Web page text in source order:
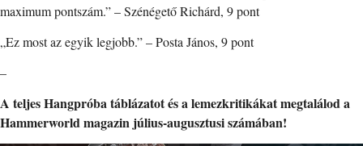
maximum pontszám.” – Szénégető Richárd, 9 pont
„Ez most az egyik legjobb.” – Posta János, 9 pont
–
A teljes Hangpróba táblázatot és a lemezkritikákat megtalálod a
Hammerworld magazin július-augusztusi számában!